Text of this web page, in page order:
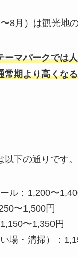
8月）は観光地
ーマパークでは
常期より高くな
下の通りです。
ル： 1,200〜
〜1,500円
1,150〜1,350円
場・清掃）：